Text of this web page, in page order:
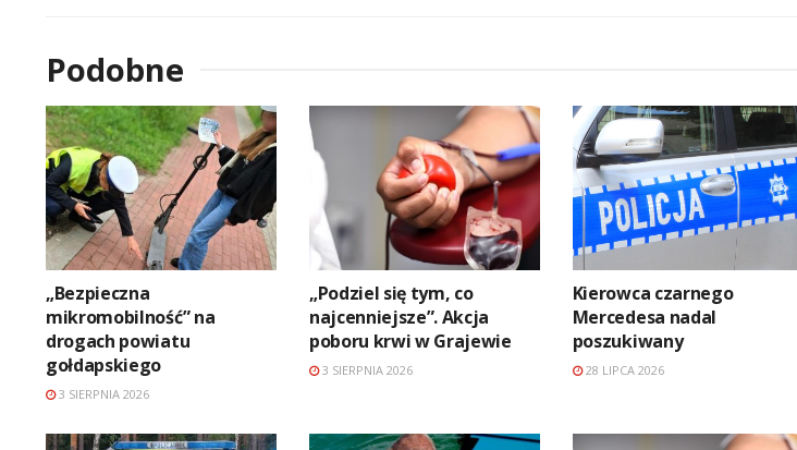
Podobne
„Bezpieczna
mikromobilność” na
drogach powiatu
gołdapskiego
3 SIERPNIA 2026
„Podziel się tym, co
najcenniejsze”. Akcja
poboru krwi w Grajewie
3 SIERPNIA 2026
Kierowca czarnego
Mercedesa nadal
poszukiwany
28 LIPCA 2026